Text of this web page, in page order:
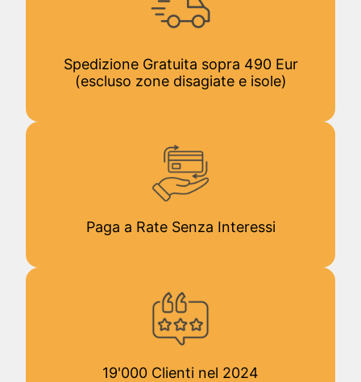
Spedizione Gratuita sopra 490 Eur
(escluso zone disagiate e isole)
Paga a Rate Senza Interessi
19'000 Clienti nel 2024